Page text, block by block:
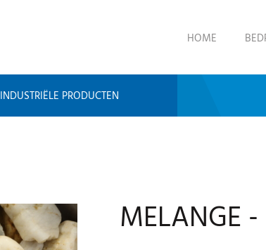
HOME
INDUSTRIËLE PRODUCTEN
MELANGE